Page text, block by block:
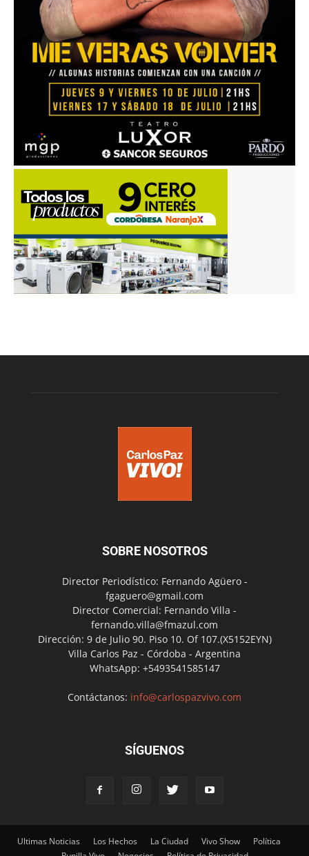
SOBRE NOSOTROS
Director Periodístico: Fernando Agüero -
fgaguero@gmail.com
Director Comercial: Fernando Villa -
fernando.villa@fmazul.com
Dirección: 9 de Julio 90. Piso 10. Of 107.(X5152EYN)
Villa Carlos Paz - Córdoba - Argentina
WhatsApp: +5493541585147
Contáctanos: info@carlospazvivo.com
SÍGUENOS
Ultimas Noticias Los Hechos La Ciudad Vivo Show
Política